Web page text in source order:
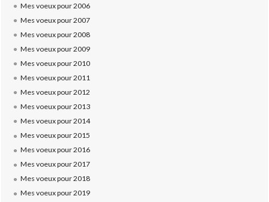
Mes voeux pour 2006
Mes voeux pour 2007
Mes voeux pour 2008
Mes voeux pour 2009
Mes voeux pour 2010
Mes voeux pour 2011
Mes voeux pour 2012
Mes voeux pour 2013
Mes voeux pour 2014
Mes voeux pour 2015
Mes voeux pour 2016
Mes voeux pour 2017
Mes voeux pour 2018
Mes voeux pour 2019